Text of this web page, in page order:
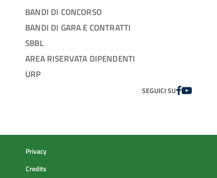
BANDI DI CONCORSO
BANDI DI GARA E CONTRATTI
SBBL
AREA RISERVATA DIPENDENTI
URP
SEGUICI SUFACEBOOK
YOUTUBE
Privacy
Credits